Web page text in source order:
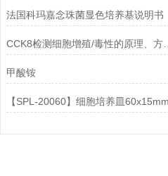
法国科玛嘉念珠菌显色培养基说明书
CCK8检测细胞增殖/毒性的原理、方法及注意事项
甲酸铵